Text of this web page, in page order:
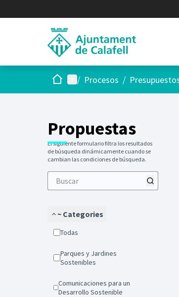
InicioMenú principal
/ Procesos /
Propuestas
El siguiente formulario filtra los resultados
de búsqueda dinámicamente cuando se
cambian las condiciones de búsqueda.
~ Categories
Todas
Parques y Jardines
Sostenibles
Comunicaciones para un
Desarrollo Sostenible